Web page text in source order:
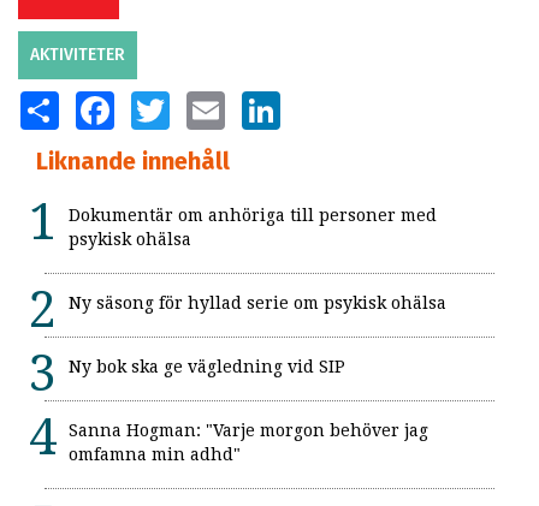
AKTIVITETER
SHARE FACEBOOKTWITTER EMAIL
Liknande innehåll
Dokumentär om anhöriga till personer med
psykisk ohälsa
Ny säsong för hyllad serie om psykisk ohälsa
Ny bok ska ge vägledning vid SIP
Sanna Hogman: "Varje morgon behöver jag
omfamna min adhd"